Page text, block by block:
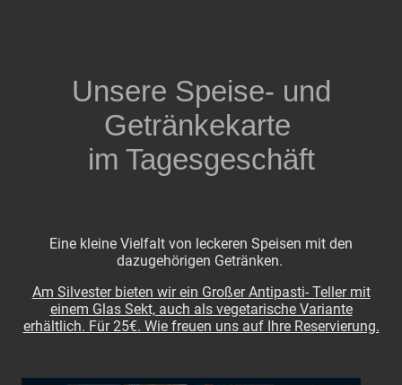
Unsere Speise- und
Getränkekarte
im Tagesgeschäft
Eine kleine Vielfalt von leckeren Speisen mit den
dazugehörigen Getränken.
Am Silvester bieten wir ein Großer Antipasti- Teller mit
einem Glas Sekt, auch als vegetarische Variante
erhältlich. Für 25€. Wie freuen uns auf Ihre Reservierung.